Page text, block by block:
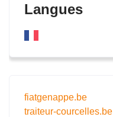
Langues
fiatgenappe.be
traiteur-courcelles.be